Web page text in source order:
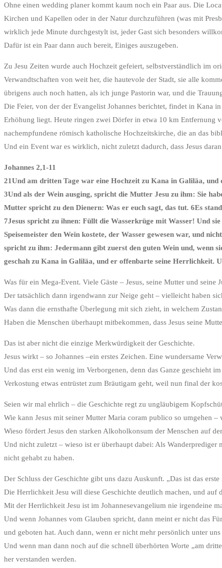
Ohne einen wedding planer kommt kaum noch ein Paar aus. Die
Kirchen und Kapellen oder in der Natur durchzuführen (was mit
wirklich jede Minute durchgestylt ist, jeder Gast sich besonders
Dafür ist ein Paar dann auch bereit, Einiges auszugeben.
Zu Jesu Zeiten wurde auch Hochzeit gefeiert, selbstverständlich im
Verwandtschaften von weit her, die hautevole der Stadt, sie alle
übrigens auch noch hatten, als ich junge Pastorin war, und die
Die Feier, von der der Evangelist Johannes berichtet, findet in Kana
Erhöhung liegt. Heute ringen zwei Dörfer in etwa 10 km Entfernung
nachempfundene römisch katholische Hochzeitskirche, die an das
Und ein Event war es wirklich, nicht zuletzt dadurch, dass Jesus
Johannes 2,1-11
21Und am dritten Tage war eine Hochzeit zu Kana in Galiläa,
3Und als der Wein ausging, spricht die Mutter Jesu zu ihm: Sie
Mutter spricht zu den Dienern: Was er euch sagt, das tut. 6Es
7Jesus spricht zu ihnen: Füllt die Wasserkrüge mit Wasser! Und
Speisemeister den Wein kostete, der Wasser gewesen war, und
spricht zu ihm: Jedermann gibt zuerst den guten Wein und, wenn
geschah zu Kana in Galiläa, und er offenbarte seine Herrlichkeit.
Was für ein Mega-Event. Viele Gäste – Jesus, seine Mutter und
Der tatsächlich dann irgendwann zur Neige geht – vielleicht haben
Was dann die ernsthafte Überlegung mit sich zieht, in welchem
Haben die Menschen überhaupt mitbekommen, dass Jesus seine
Das ist aber nicht die einzige Merkwürdigkeit der Geschichte.
Jesus wirkt – so Johannes –ein erstes Zeichen. Eine wundersame
Und das erst ein wenig im Verborgenen, denn das Ganze geschieht
Verkostung etwas entrüstet zum Bräutigam geht, weil nun final der
Seien wir mal ehrlich – die Geschichte regt zu ungläubigem
Wie kann Jesus mit seiner Mutter Maria coram publico so umgehen
Wieso fördert Jesus den starken Alkoholkonsum der Menschen auf
Und nicht zuletzt – wieso ist er überhaupt dabei: Als Wanderprediger
nicht gehabt zu haben.
Der Schluss der Geschichte gibt uns dazu Auskunft. „Das ist das
Die Herrlichkeit Jesu will diese Geschichte deutlich machen, und auf
Mit der Herrlichkeit Jesu ist im Johannesevangelium nie irgendeine
Und wenn Johannes vom Glauben spricht, dann meint er nicht das
und geboten hat. Auch dann, wenn er nicht mehr persönlich unter
Und wenn man dann noch auf die schnell überhörten Worte „am
her verstanden werden.